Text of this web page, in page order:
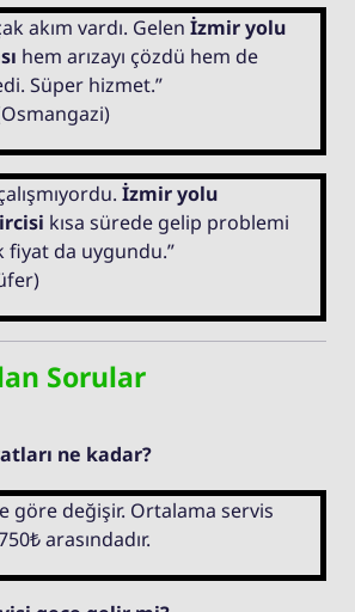
akım vardı. Gelen İzmir yolu
hem arızayı çözdü hem de
Süper hizmet.”
İzmir yolu
kısa sürede gelip problemi
fiyat da uygundu.”
Sorular
ne kadar?
göre değişir. Ortalama servis
arasındadır.